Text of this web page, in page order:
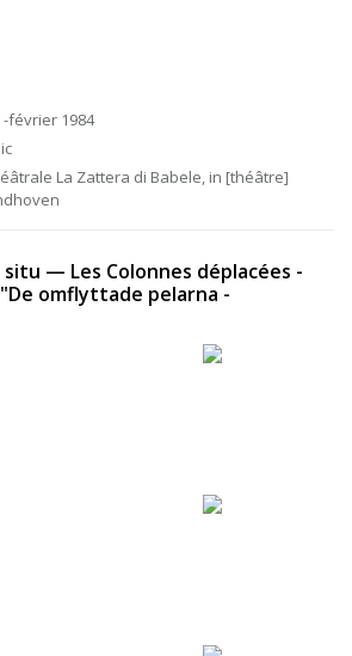
février 1984
La Zattera di Babele, in [théâtre]
— Les Colonnes déplacées -
omflyttade pelarna -